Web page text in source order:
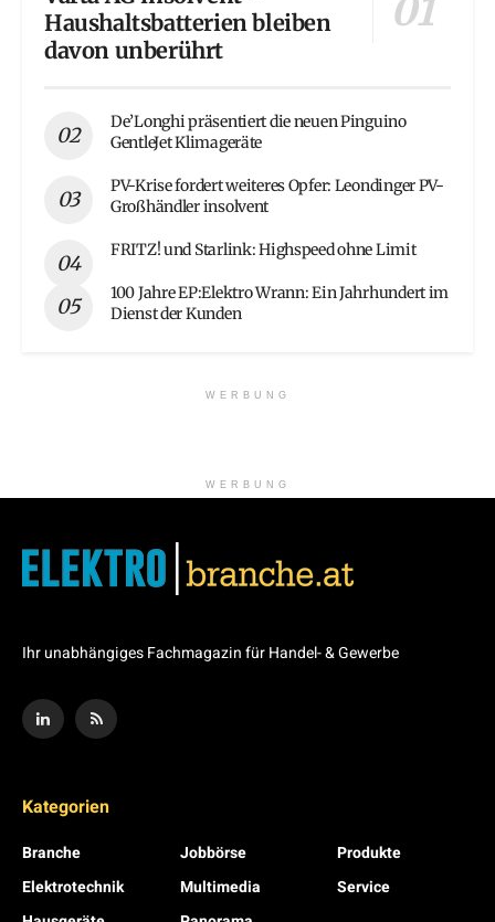
Haushaltsbatterien bleiben
davon unberührt
De’Longhi präsentiert die neuen Pinguino
GentleJet Klimageräte
PV-Krise fordert weiteres Opfer: Leondinger PV-
Großhändler insolvent
FRITZ! und Starlink: Highspeed ohne Limit
100 Jahre EP:Elektro Wrann: Ein Jahrhundert im
Dienst der Kunden
WERBUNG
WERBUNG
Ihr unabhängiges Fachmagazin für Handel- & Gewerbe
Kategorien
Branche
Elektrotechnik
Jobbörse
Multimedia
Produkte
Service